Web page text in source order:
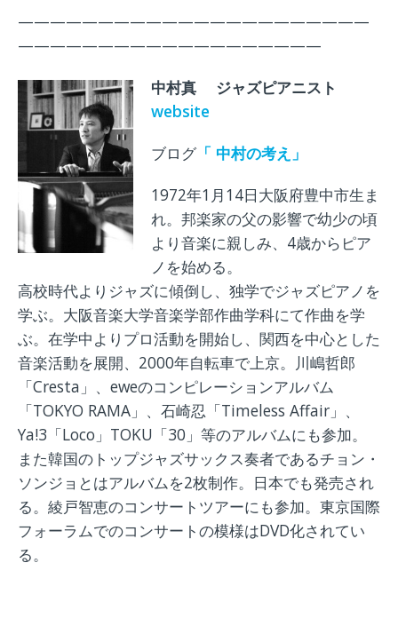
——————————————————————
———————————————————
中村真 ジャズピアニスト
website
ブログ「 中村の考え」
1972年1月14日大阪府豊中市生ま
れ。邦楽家の父の影響で幼少の頃
より音楽に親しみ、4歳からピア
ノを始める。
高校時代よりジャズに傾倒し、独学でジャズピアノを
学ぶ。大阪音楽大学音楽学部作曲学科にて作曲を学
ぶ。在学中よりプロ活動を開始し、関西を中心とした
音楽活動を展開、2000年自転車で上京。川嶋哲郎
「Cresta」、eweのコンピレーションアルバム
「TOKYO RAMA」、石崎忍「Timeless Affair」、
Ya!3「Loco」TOKU「30」等のアルバムにも参加。
また韓国のトップジャズサックス奏者であるチョン・
ソンジョとはアルバムを2枚制作。日本でも発売され
る。綾戸智恵のコンサートツアーにも参加。東京国際
フォーラムでのコンサートの模様はDVD化されてい
る。